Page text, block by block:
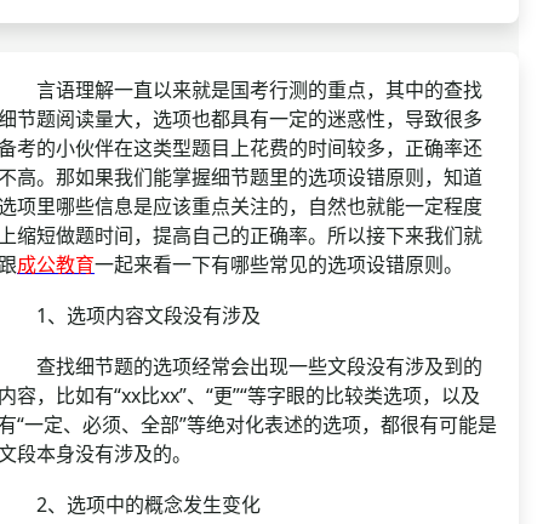
分数线
面试补录
历年真题
公务员课程
国企/银行考试
语理解一直以来就是国考行测的重点，其中的查找
节题阅读量大，选项也都具有一定的迷惑性，导致很多
考的小伙伴在这类型题目上花费的时间较多，正确率还
高。那如果我们能掌握细节题里的选项设错原则，知道
项里哪些信息是应该重点关注的，自然也就能一定程度
缩短做题时间，提高自己的正确率。所以接下来我们就
成公教育一起来看一下有哪些常见的选项设错原则。
、选项内容文段没有涉及
找细节题的选项经常会出现一些文段没有涉及到的
容，比如有“xx比xx”、“更”“等字眼的比较类选项，以及
“一定、必须、全部”等绝对化表述的选项，都很有可能是
段本身没有涉及的。
、选项中的概念发生变化